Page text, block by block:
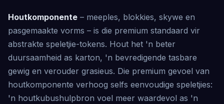
Houtkomponente – meeples, blokkies, skywe en
pasgemaakte vorms – is die premium standaard vir
abstrakte speletjie-tokens. Hout het 'n beter
duursaamheid as karton, 'n bevredigende tasbare
gewig en verouder grasieus. Die premium gevoel van
houtkomponente verhoog selfs eenvoudige speletjies:
'n houtkubushulpbron voel meer waardevol as 'n